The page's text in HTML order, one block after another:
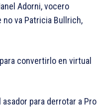
Adorni, vocero
va Patricia Bullrich,
convertirlo en virtual
para derrotar a Pro